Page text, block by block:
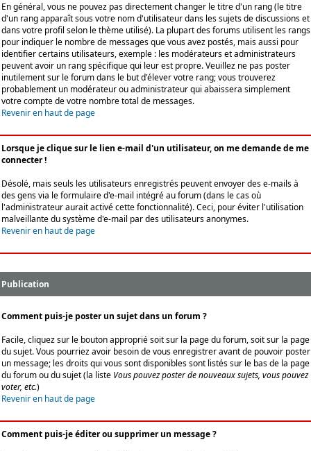
En général, vous ne pouvez pas directement changer le titre d'un rang (le titre
d'un rang apparaît sous votre nom d'utilisateur dans les sujets de discussions et
dans votre profil selon le thème utilisé). La plupart des forums utilisent les rangs
pour indiquer le nombre de messages que vous avez postés, mais aussi pour
identifier certains utilisateurs, exemple : les modérateurs et administrateurs
peuvent avoir un rang spécifique qui leur est propre. Veuillez ne pas poster
inutilement sur le forum dans le but d'élever votre rang; vous trouverez
probablement un modérateur ou administrateur qui abaissera simplement
votre compte de votre nombre total de messages.
Revenir en haut de page
Lorsque je clique sur le lien e-mail d'un utilisateur, on me demande de me
connecter !
Désolé, mais seuls les utilisateurs enregistrés peuvent envoyer des e-mails à
des gens via le formulaire d'e-mail intégré au forum (dans le cas où
l'administrateur aurait activé cette fonctionnalité). Ceci, pour éviter l'utilisation
malveillante du système d'e-mail par des utilisateurs anonymes.
Revenir en haut de page
Publication
Comment puis-je poster un sujet dans un forum ?
Facile, cliquez sur le bouton approprié soit sur la page du forum, soit sur la page
du sujet. Vous pourriez avoir besoin de vous enregistrer avant de pouvoir poster
un message; les droits qui vous sont disponibles sont listés sur le bas de la page
du forum ou du sujet (la liste Vous pouvez poster de nouveaux sujets, vous pouvez
voter, etc.)
Revenir en haut de page
Comment puis-je éditer ou supprimer un message ?